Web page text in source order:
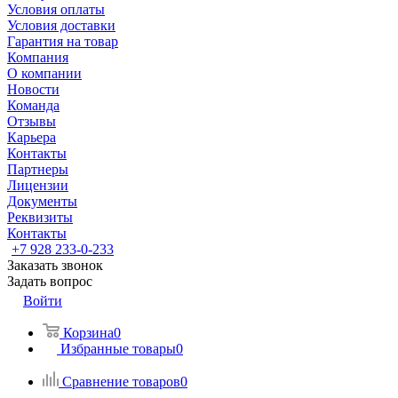
Условия оплаты
Условия доставки
Гарантия на товар
Компания
О компании
Новости
Команда
Отзывы
Карьера
Контакты
Партнеры
Лицензии
Документы
Реквизиты
Контакты
+7 928 233-0-233
Заказать звонок
Задать вопрос
Войти
Корзина0
Избранные товары0
Сравнение товаров0